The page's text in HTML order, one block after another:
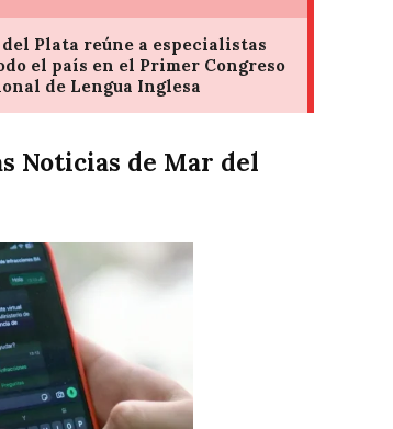
Noticias de Mar del